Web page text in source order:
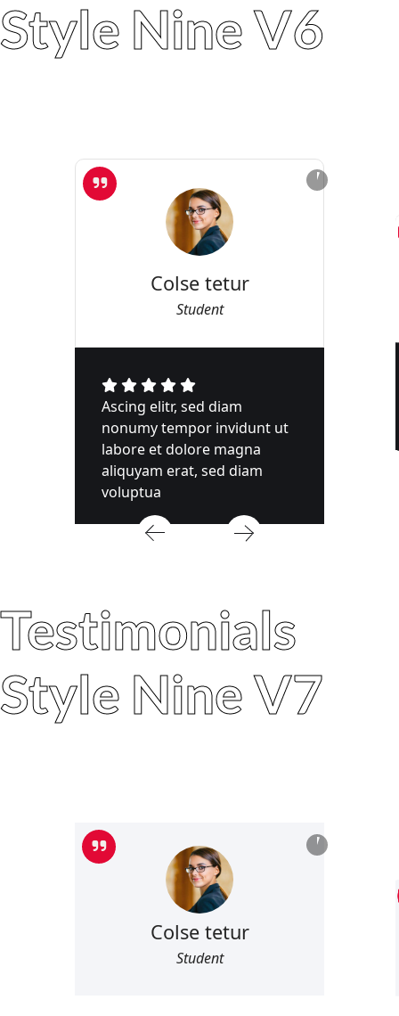
Style Nine V6
Colse tetur
Student
Ascing elitr, sed diam
nonumy tempor invidunt ut
labore et dolore magna
aliquyam erat, sed diam
voluptua
Testimonials
Style Nine V7
Colse tetur
Student